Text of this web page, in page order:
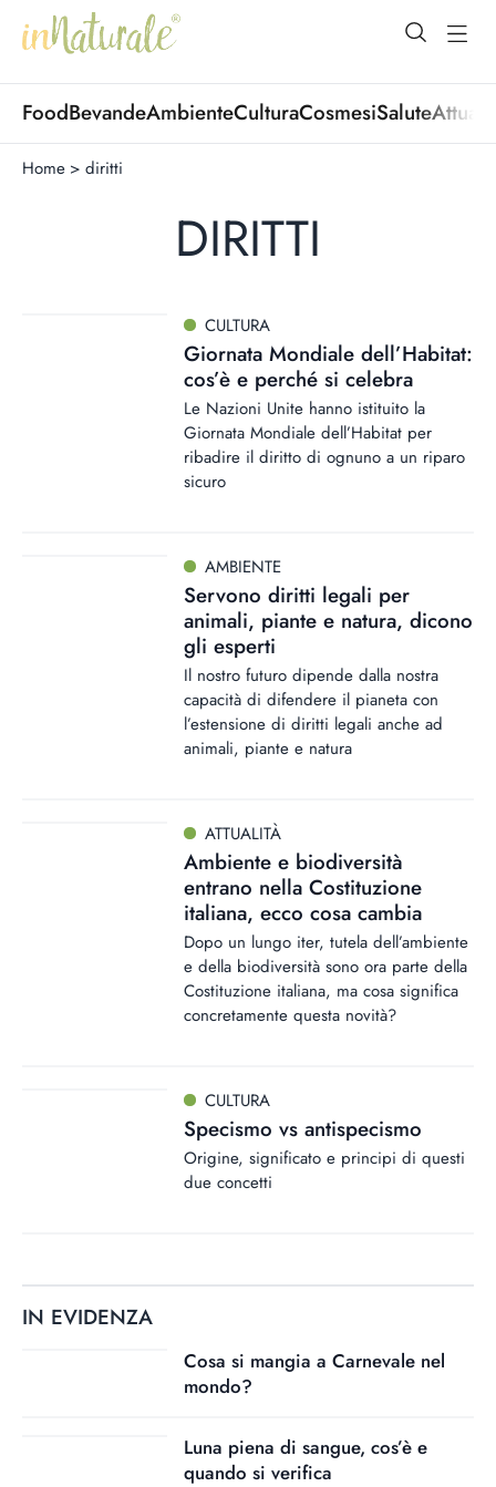
open
FoodBevandeAmbienteCulturaCosmesiSalute
Home > diritti
DIRITTI
CULTURA
Giornata Mondiale dell’Habitat:
cos’è e perché si celebra
Le Nazioni Unite hanno istituito la
Giornata Mondiale dell’Habitat per
ribadire il diritto di ognuno a un riparo
sicuro
AMBIENTE
Servono diritti legali per
animali, piante e natura, dicono
gli esperti
Il nostro futuro dipende dalla nostra
capacità di difendere il pianeta con
l’estensione di diritti legali anche ad
animali, piante e natura
ATTUALITÀ
Ambiente e biodiversità
entrano nella Costituzione
italiana, ecco cosa cambia
Dopo un lungo iter, tutela dell’ambiente
e della biodiversità sono ora parte della
Costituzione italiana, ma cosa significa
concretamente questa novità?
CULTURA
Specismo vs antispecismo
Origine, significato e principi di questi
due concetti
IN EVIDENZA
Cosa si mangia a Carnevale nel
mondo?
Luna piena di sangue, cos’è e
quando si verifica